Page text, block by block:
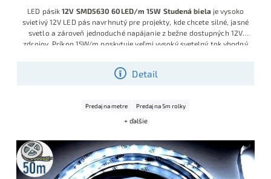
Detail
LED pásik12V SMD5630 60LED/m 15W Studená bielaje vysoko
svietivý 12V LED pás navrhnutý pre projekty, kde chcete silné, jasné
svetlo a zároveň jednoduché napájanie z bežne dostupných 12V
zdrojov. Príkon 15W/m poskytuje veľmi vysoký svetelný tok vhodný
väčšou plochou lepšie rozkladá svetlo a znižuje riziko „bodkového“
efektu. Vďaka hustote 60LED/m, studenej bielej 6000K a
priestorov.
Predaj na metre Predaj na 5m rolky
+ ďalšie
50m
rolka